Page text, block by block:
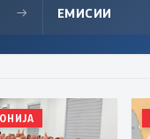
→ ЕМИСИИ